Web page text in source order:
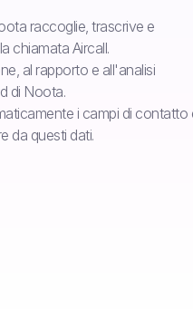
raccoglie, trascrive e
chiamata Aircall.
al rapporto e all'analisi
di Noota.
i campi di contatto
da questi dati.